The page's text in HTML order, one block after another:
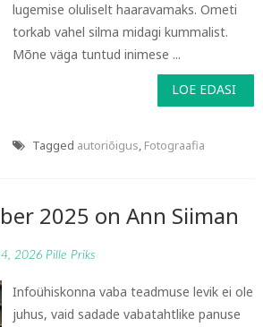
lugemise oluliselt haaravamaks. Ometi
torkab vahel silma midagi kummalist.
Mõne väga tuntud inimese ...
LOE EDASI
Tagged autoriõigus, Fotograafia
2025 on Ann Siiman
2026 Pille Priks
Infoühiskonna vaba teadmuse levik ei ole
juhus, vaid sadade vabatahtlike panuse